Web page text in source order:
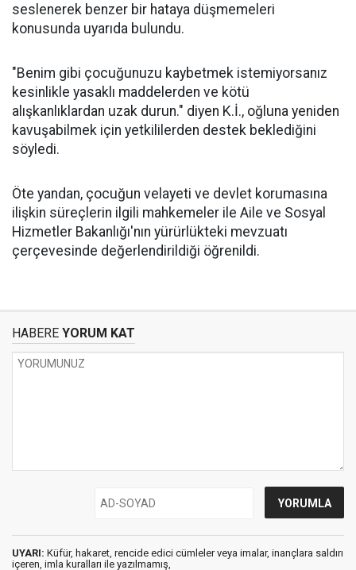
seslenerek benzer bir hataya düşmemeleri
konusunda uyarıda bulundu.
"Benim gibi çocuğunuzu kaybetmek istemiyorsanız
kesinlikle yasaklı maddelerden ve kötü
alışkanlıklardan uzak durun." diyen K.İ., oğluna yeniden
kavuşabilmek için yetkililerden destek beklediğini
söyledi.
Öte yandan, çocuğun velayeti ve devlet korumasına
ilişkin süreçlerin ilgili mahkemeler ile Aile ve Sosyal
Hizmetler Bakanlığı'nın yürürlükteki mevzuatı
çerçevesinde değerlendirildiği öğrenildi.
HABERE YORUM KAT
UYARI: Küfür, hakaret, rencide edici cümleler veya imalar, inançlara saldırı
içeren, imla kuralları ile yazılmamış,